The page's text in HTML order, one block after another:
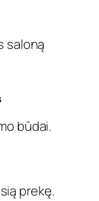
saloną
būdai.
prekę.